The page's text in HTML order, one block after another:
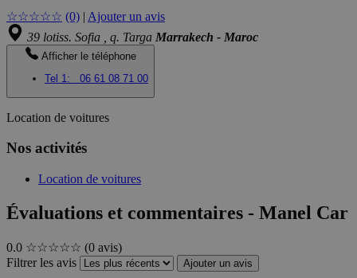
☆☆☆☆☆ (0) | Ajouter un avis
39 lotiss. Sofia , q. Targa Marrakech - Maroc
Afficher le téléphone
Tel 1:
06 61 08 71 00
Location de voitures
Nos activités
Location de voitures
Évaluations et commentaires - Manel Car
0.0 ☆☆☆☆☆ (0 avis)
Filtrer les avis
Ajouter un avis